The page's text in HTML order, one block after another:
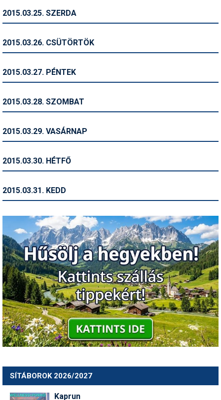
Túrasí
Utazási tippek
Védőfelszerelés
2015.03.25. SZERDA
2015.03.26. CSÜTÖRTÖK
2015.03.27. PÉNTEK
2015.03.28. SZOMBAT
2015.03.29. VASÁRNAP
2015.03.30. HÉTFŐ
2015.03.31. KEDD
SÍTÁBOROK 2026/2027
Kaprun